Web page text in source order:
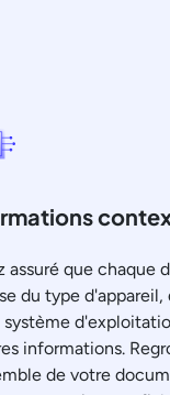
assuré que chaque
du type
système
informations.
de votre